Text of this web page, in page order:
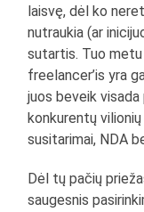
laisvę, dėl ko
nutraukia (ar
sutartis. Tuo
freelancer’is yra
juos beveik
konkurentų
susitarimai, NDA
Dėl tų pačių
saugesnis